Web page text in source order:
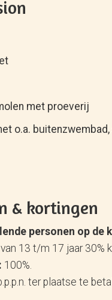
met proeverij
o.a.
& kortingen
personen op de
13 t/m 17 jaar 30%
100%.
ter plaatse te